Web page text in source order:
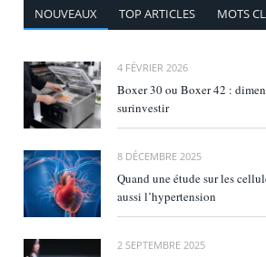
NOUVEAUX TOP ARTICLES MOTS
4 FÉVRIER 2026
Boxer 30 ou Boxer 42 :
surinvestir
8 DÉCEMBRE 2025
Quand une étude sur les
aussi l’hypertension
2 SEPTEMBRE 2025